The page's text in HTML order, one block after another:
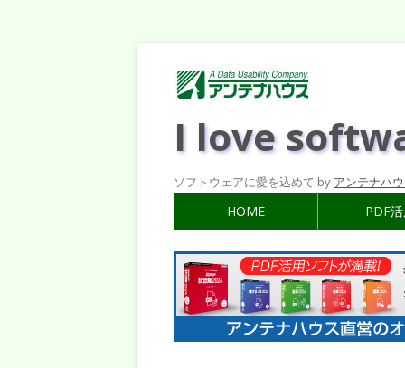
I love
ソフトウェアに愛を込めて by アンテナハ
HOME PDF